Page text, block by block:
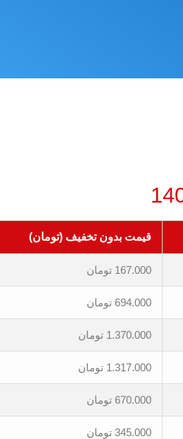
قیمت بدون تخفیف (تومان)
167.000 تومان
694.000 تومان
1.370.000 تومان
1.317.000 تومان
670.000 تومان
345.000 تومان